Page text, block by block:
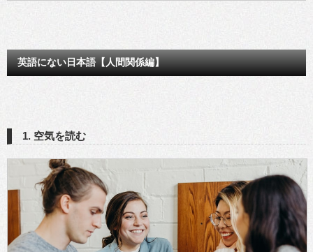
英語にない日本語【人間関係編】
1. 空気を読む